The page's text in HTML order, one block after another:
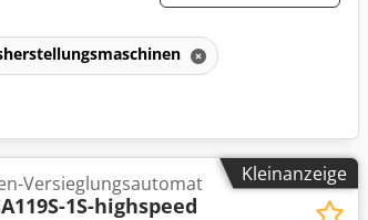
Kleinanzeige
Versieglungsautomat
1S-highspeed